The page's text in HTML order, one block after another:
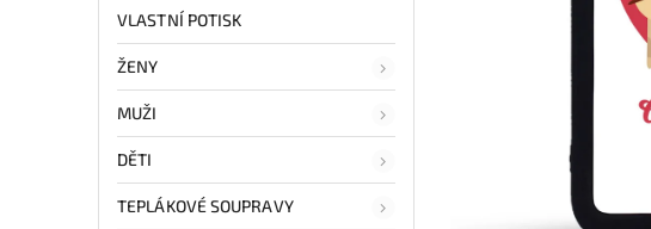
VLASTNÍ POTISK
ŽENY
MUŽI
DĚTI
TEPLÁKOVÉ SOUPRAVY